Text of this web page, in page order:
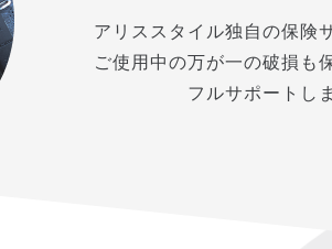
アリススタイル独自の保険
ご使用中の万が一の破損も
フルサポートし